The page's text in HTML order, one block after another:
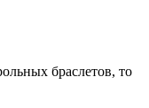
браслетов, то